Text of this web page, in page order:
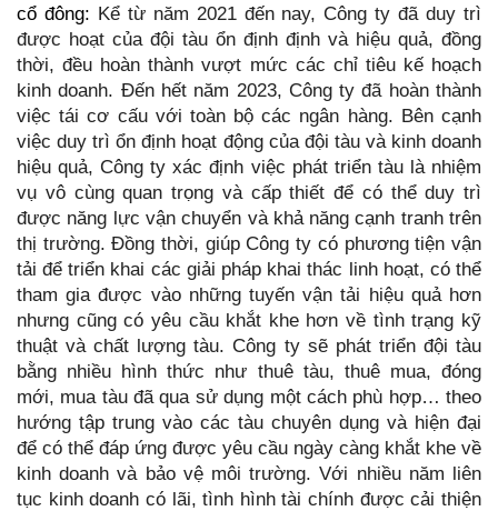
cổ đông: Kể từ năm 2021 đến nay, Công ty đã duy trì
được hoạt của đội tàu ổn định định và hiệu quả, đồng
thời, đều hoàn thành vượt mức các chỉ tiêu kế hoạch
kinh doanh. Đến hết năm 2023, Công ty đã hoàn thành
việc tái cơ cấu với toàn bộ các ngân hàng. Bên cạnh
việc duy trì ổn định hoạt động của đội tàu và kinh doanh
hiệu quả, Công ty xác định việc phát triển tàu là nhiệm
vụ vô cùng quan trọng và cấp thiết để có thể duy trì
được năng lực vận chuyển và khả năng cạnh tranh trên
thị trường. Đồng thời, giúp Công ty có phương tiện vận
tải để triển khai các giải pháp khai thác linh hoạt, có thể
tham gia được vào những tuyến vận tải hiệu quả hơn
nhưng cũng có yêu cầu khắt khe hơn về tình trạng kỹ
thuật và chất lượng tàu. Công ty sẽ phát triển đội tàu
bằng nhiều hình thức như thuê tàu, thuê mua, đóng
mới, mua tàu đã qua sử dụng một cách phù hợp… theo
hướng tập trung vào các tàu chuyên dụng và hiện đại
để có thể đáp ứng được yêu cầu ngày càng khắt khe về
kinh doanh và bảo vệ môi trường. Với nhiều năm liên
tục kinh doanh có lãi, tình hình tài chính được cải thiện